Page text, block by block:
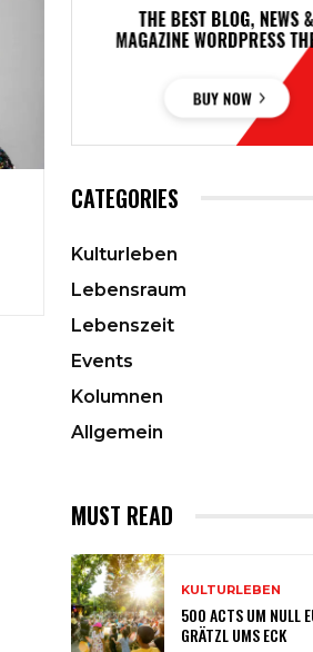
CATEGORIES
Kulturleben
Lebensraum
Lebenszeit
Events
Kolumnen
Allgemein
MUST READ
KULTURLEBEN
500 ACTS UM NULL
GRÄTZL UMS ECK